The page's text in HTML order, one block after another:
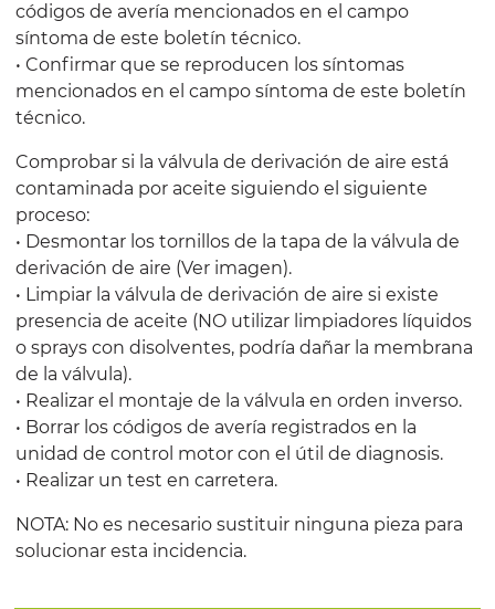
códigos de avería mencionados en el campo
síntoma de este boletín técnico.
• Confirmar que se reproducen los síntomas
mencionados en el campo síntoma de este boletín
técnico.
Comprobar si la válvula de derivación de aire está
contaminada por aceite siguiendo el siguiente
proceso:
• Desmontar los tornillos de la tapa de la válvula de
derivación de aire (Ver imagen).
• Limpiar la válvula de derivación de aire si existe
presencia de aceite (NO utilizar limpiadores líquidos
o sprays con disolventes, podría dañar la membrana
de la válvula).
• Realizar el montaje de la válvula en orden inverso.
• Borrar los códigos de avería registrados en la
unidad de control motor con el útil de diagnosis.
• Realizar un test en carretera.
NOTA: No es necesario sustituir ninguna pieza para
solucionar esta incidencia.